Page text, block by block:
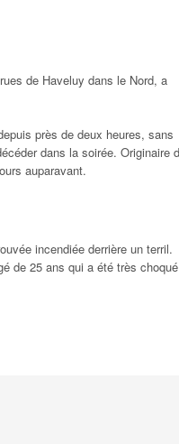
de Haveluy dans le Nord, a
près de deux heures, sans
dans la soirée. Originaire
auparavant.
incendiée derrière un terril.
de 25 ans qui a été très